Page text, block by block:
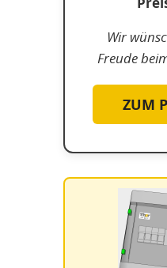
Wir
Freude
ZUM